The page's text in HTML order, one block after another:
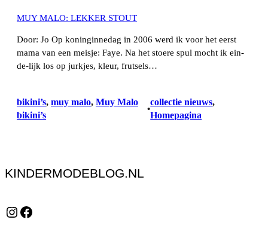
MUY MALO: LEKKER STOUT
Door: Jo Op koninginnedag in 2006 werd ik voor het eerst
mama van een meisje: Faye. Na het stoere spul mocht ik ein-
de-lijk los op jurkjes, kleur, frutsels…
bikini’s, muy malo, Muy Malo
bikini’s
•
collectie nieuws
Homepagina
KINDERMODEBLOG.NL
Instagram Facebook